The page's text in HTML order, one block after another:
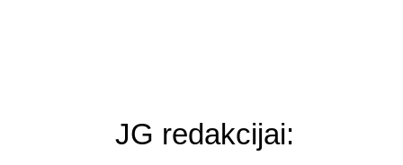
JG redakcijai: